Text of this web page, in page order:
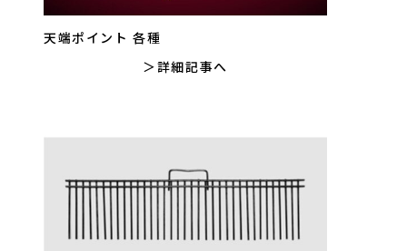
天端ポイント 各種
詳細記事へ